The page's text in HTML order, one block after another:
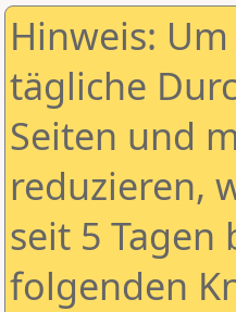
Hinweis:
tägliche
Seiten und
reduzieren,
seit 5
folgenden